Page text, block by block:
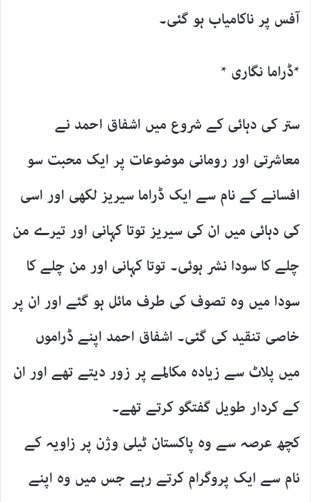
آفس پر ناکامیاب ہو گئی۔
*ڈراما نگاری *
ستر کی دہائی کے شروع میں اشفاق احمد نے
معاشرتی اور رومانی موضوعات پر ایک محبت سو
افسانے کے نام سے ایک ڈراما سیریز لکھی اور اسی
کی دہائی میں ان کی سیریز توتا کہانی اور تیرے من
چلے کا سودا نشر ہوئی۔ توتا کہانی اور من چلے کا
سودا میں وہ تصوف کی طرف مائل ہو گئے اور ان پر
خاصی تنقید کی گئی۔ اشفاق احمد اپنے ڈراموں
میں پلاٹ سے زیادہ مکالمے پر زور دیتے تھے اور ان
کے کردار طویل گفتگو کرتے تھے۔
کچھ عرصہ سے وہ پاکستان ٹیلی وژن پر زاویہ کے
نام سے ایک پروگرام کرتے رہے جس میں وہ اپنے